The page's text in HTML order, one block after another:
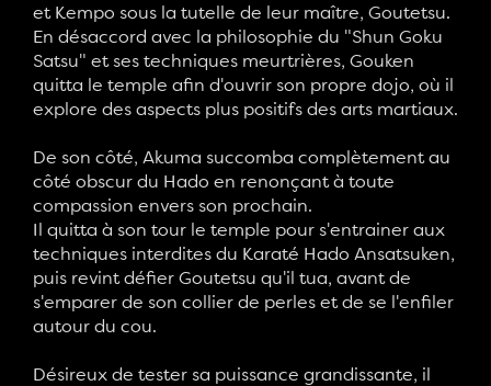
et Kempo sous la tutelle de leur maître, Goutetsu.
En désaccord avec la philosophie du "Shun Goku
Satsu" et ses techniques meurtrières, Gouken
quitta le temple afin d'ouvrir son propre dojo, où il
explore des aspects plus positifs des arts martiaux.
De son côté, Akuma succomba complètement au
côté obscur du Hado en renonçant à toute
compassion envers son prochain.
Il quitta à son tour le temple pour s'entrainer aux
techniques interdites du Karaté Hado Ansatsuken,
puis revint défier Goutetsu qu'il tua, avant de
s'emparer de son collier de perles et de se l'enfiler
autour du cou.
Désireux de tester sa puissance grandissante, il